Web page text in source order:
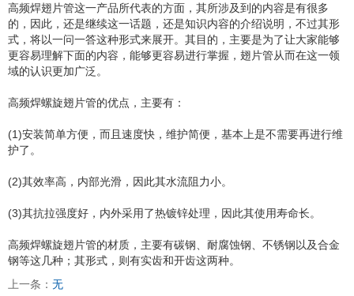
高频焊翅片管这一产品所代表的方面，其所涉及到的内容是有很多
的，因此，还是继续这一话题，还是知识内容的介绍说明，不过其形
式，将以一问一答这种形式来展开。其目的，主要是为了让大家能够
更容易理解下面的内容，能够更容易进行掌握，翅片管从而在这一领
域的认识更加广泛。
高频焊螺旋翅片管的优点，主要有：
(1)安装简单方便，而且速度快，维护简便，基本上是不需要再进行维
护了。
(2)其效率高，内部光滑，因此其水流阻力小。
(3)其抗拉强度好，内外采用了热镀锌处理，因此其使用寿命长。
高频焊螺旋翅片管的材质，主要有碳钢、耐腐蚀钢、不锈钢以及合金
钢等这几种；其形式，则有实齿和开齿这两种。
上一条： 无